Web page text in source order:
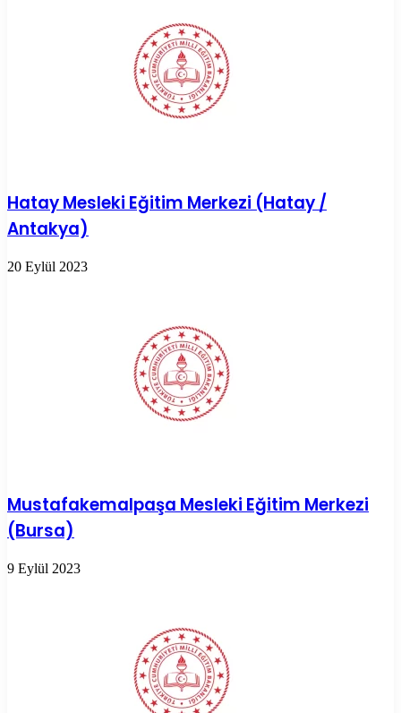
Hatay Mesleki Eğitim Merkezi (Hatay /
Antakya)
20 Eylül 2023
Mustafakemalpaşa Mesleki Eğitim Merkezi
(Bursa)
9 Eylül 2023